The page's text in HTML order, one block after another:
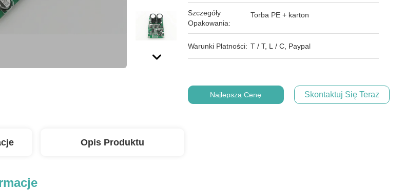
Szczegóły
Opakowania:
Torba PE + karton
Warunki Płatności: T / T, L / C, Paypal
Najlepszą Cenę Skontaktuj Się Teraz
Opis Produktu